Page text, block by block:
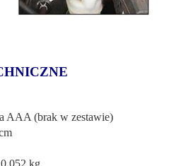
AAA (brak w zestawie)